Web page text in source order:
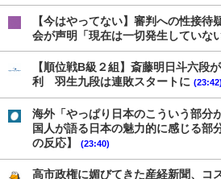
【今はやってない】審判への性接
会が声明「現在は一切発生していな
【順位戦B級２組】斎藤明日斗六段
利 羽生九段は連敗スタートに (23:42)
海外「やっぱり日本のこういう部分
国人が語る日本の魅力的に感じる部
の反応】
(23:40)
高市政権に媚びてきた産経新聞、コ